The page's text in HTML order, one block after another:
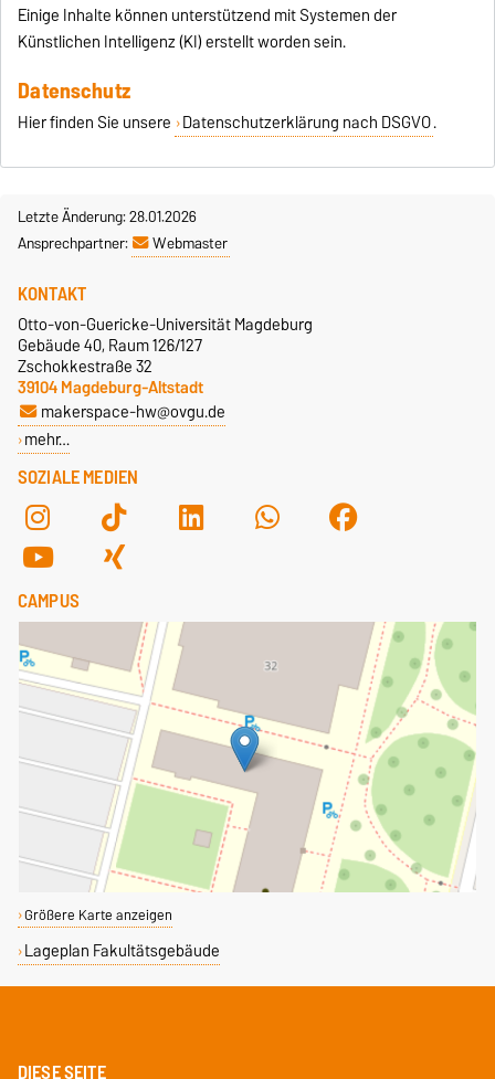
Einige Inhalte können unterstützend mit Systemen der
Künstlichen Intelligenz (KI) erstellt worden sein.
Datenschutz
Hier finden Sie unsere Datenschutzerklärung nach DSGVO.
Letzte Änderung: 28.01.2026
Ansprechpartner:
Webmaster
SOZIALE MEDIEN
KONTAKT
Otto-von-Guericke-Universität Magdeburg
Gebäude 40, Raum 126/127
Zschokkestraße 32
39104 Magdeburg-Altstadt
makerspace-hw@ovgu.de
mehr…
CAMPUS
Größere Karte anzeigen
Lageplan Fakultätsgebäude
DIESE SEITE